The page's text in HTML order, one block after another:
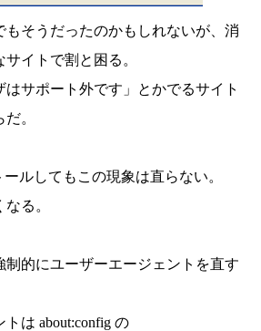
もそうだったのかもしれないが、消
イトで割と困る。
はサポート外です」とかでるサイト
。
ルしてもこの現象は直らない。
る。
制的にユーザーエージェントを直す
は about:config の